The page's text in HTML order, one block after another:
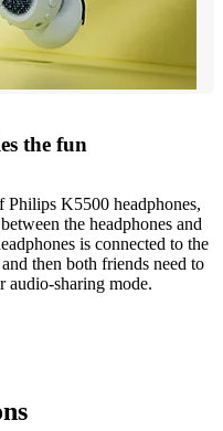
the fun
K5500 headphones,
the headphones and
is connected to the
then both friends need to
audio-sharing mode.